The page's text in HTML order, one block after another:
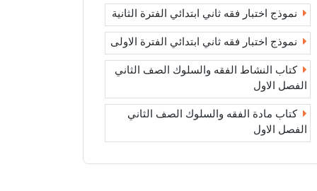
نموذج اختبار فقه ثاني ابتدائي الفترة الثانية
نموذج اختبار فقه ثاني ابتدائي الفترة الاولى
كتاب النشاط الفقه والسلوك الصف الثاني
الفصل الاول
كتاب مادة الفقه والسلوك الصف الثاني
الفصل الاول